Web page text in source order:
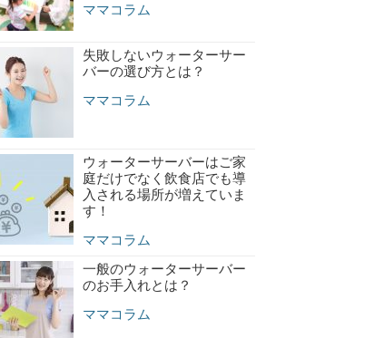
ママコラム
失敗しないウォーターサー
バーの選び方とは？
ママコラム
ウォーターサーバーはご家
庭だけでなく飲食店でも導
入される場所が増えていま
す！
ママコラム
一般のウォーターサーバー
のお手入れとは？
ママコラム